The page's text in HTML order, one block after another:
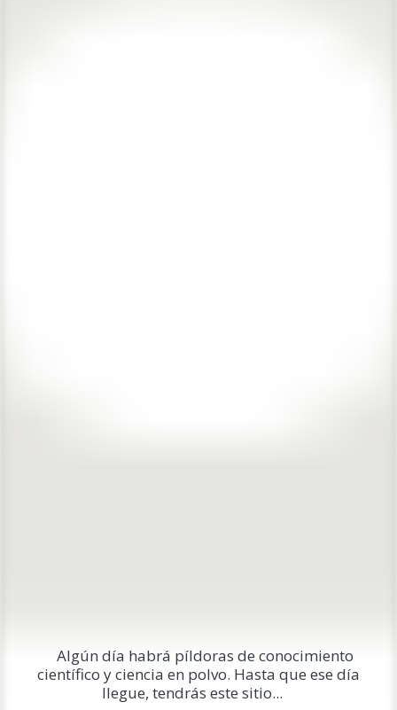
Algún día habrá píldoras de conocimiento
científico y ciencia en polvo. Hasta que ese día
llegue, tendrás este sitio...